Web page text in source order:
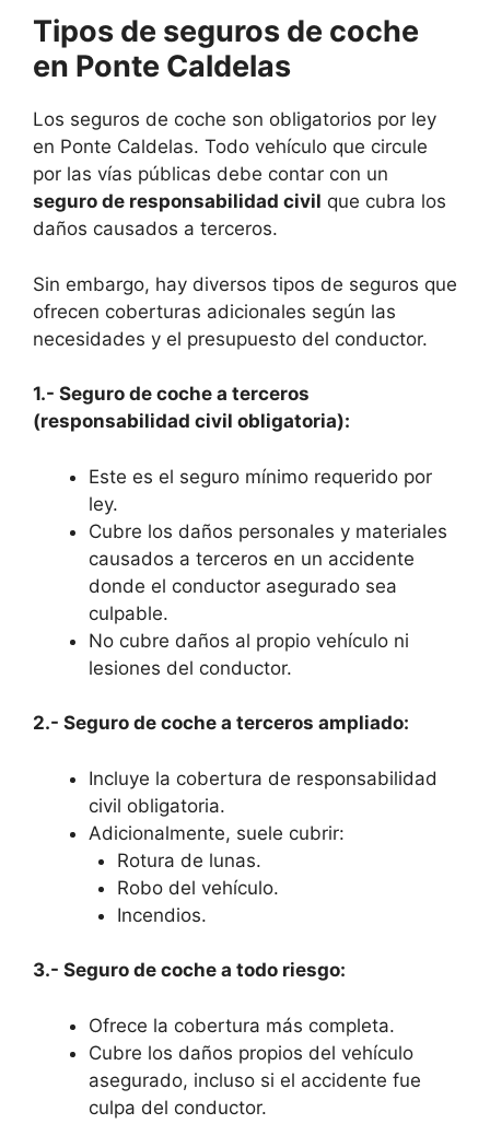
Tipos de seguros de coche
en Ponte Caldelas
Los seguros de coche son obligatorios por ley
en Ponte Caldelas. Todo vehículo que circule
por las vías públicas debe contar con un
seguro de responsabilidad civil que cubra los
daños causados a terceros.
Sin embargo, hay diversos tipos de seguros que
ofrecen coberturas adicionales según las
necesidades y el presupuesto del conductor.
1.- Seguro de coche a terceros
(responsabilidad civil obligatoria):
Este es el seguro mínimo requerido por
ley.
Cubre los daños personales y materiales
causados a terceros en un accidente
donde el conductor asegurado sea
culpable.
No cubre daños al propio vehículo ni
lesiones del conductor.
2.- Seguro de coche a terceros ampliado:
Incluye la cobertura de responsabilidad
civil obligatoria.
Adicionalmente, suele cubrir:
Rotura de lunas.
Robo del vehículo.
Incendios.
3.- Seguro de coche a todo riesgo:
Ofrece la cobertura más completa.
Cubre los daños propios del vehículo
asegurado, incluso si el accidente fue
culpa del conductor.